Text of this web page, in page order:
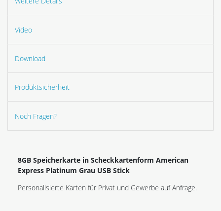
Video
Download
Produktsicherheit
Noch Fragen?
8GB Speicherkarte in Scheckkartenform American
Express Platinum Grau USB Stick
Personalisierte Karten für Privat und Gewerbe auf Anfrage.